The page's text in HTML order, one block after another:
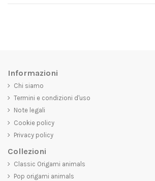
Informazioni
Chi siamo
Termini e condizioni d'uso
Note legali
Cookie policy
Privacy policy
Collezioni
Classic Origami animals
Pop origami animals